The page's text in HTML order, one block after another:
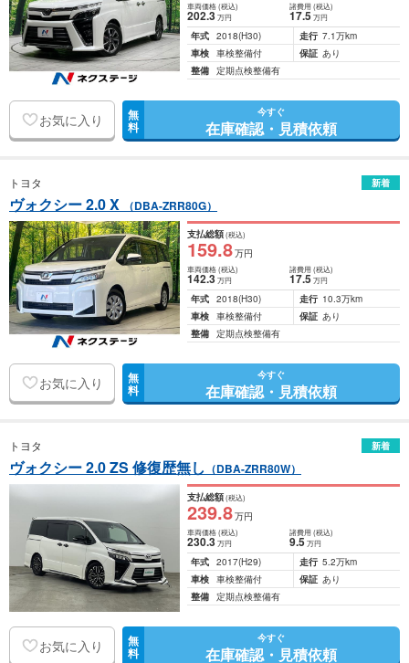
車両価格(税込)
202.3万円
諸費用 (税込)
17.5 万円
年式 2018(H30) 走行 7.1万km
車検 車検整備付 保証 あり
整備 定期点検整備有
お気に入り 無
料
今すぐ
在庫確認・見積依頼
トヨタ 新着
ヴォクシー 2.0 X （DBA-ZRR80G）
支払総額(税込)
159.8万円
車両価格(税込)
142.3万円
諸費用 (税込)
17.5 万円
年式 2018(H30) 走行 10.3万km
車検 車検整備付 保証 あり
整備 定期点検整備有
お気に入り 無
料
今すぐ
在庫確認・見積依頼
トヨタ 新着
ヴォクシー 2.0 ZS 修復歴無し （DBA-ZRR80W）
支払総額(税込)
239.8万円
車両価格(税込)
230.3万円
諸費用 (税込)
9.5 万円
年式 2017(H29) 走行 5.2万km
車検 車検整備付 保証 あり
整備 定期点検整備有
お気に入り 無
料
今すぐ
在庫確認・見積依頼